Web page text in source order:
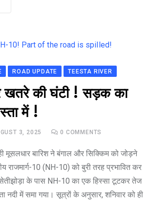
ROAD UPDATE TEESTA RIVER
की घंटी ! सड़क का
में !
3, 2025 0 COMMENTS
मूसलधार बारिश ने बंगाल और सिक्किम को जोड़ने
राजमार्ग-10 (NH-10) को बुरी तरह प्रभावित कर
सेतीझोड़ा के पास NH-10 का एक हिस्सा टूटकर तेज
नदी में समा गया। सूत्रों के अनुसार, शनिवार को ही